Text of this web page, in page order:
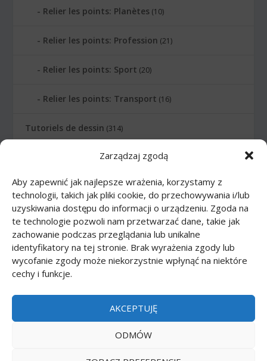
Zarządzaj zgodą
Aby zapewnić jak najlepsze wrażenia, korzystamy z
technologii, takich jak pliki cookie, do przechowywania i/lub
uzyskiwania dostępu do informacji o urządzeniu. Zgoda na
te technologie pozwoli nam przetwarzać dane, takie jak
zachowanie podczas przeglądania lub unikalne
identyfikatory na tej stronie. Brak wyrażenia zgody lub
wycofanie zgody może niekorzystnie wpłynąć na niektóre
cechy i funkcje.
AKCEPTUJĘ
ODMÓW
Relier les points: Planètes (10)
Relier les points: Profession (21)
Relier les points: Sport (20)
Relier les points: Transport (16)
Tutoriels de dessin (314)
Arme(12)
Bande dessinée
Corps(27)
Dessins animés